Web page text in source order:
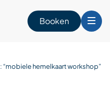
Booken
“mobiele hemelkaart workshop”